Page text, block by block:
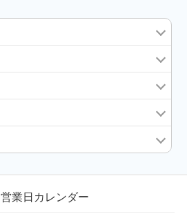
営業日カレンダー